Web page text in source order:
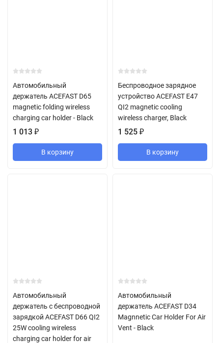
Автомобильный
держатель ACEFAST D65
magnetic folding wireless
charging car holder - Black
1 013 ₽
В корзину
Беспроводное зарядное
устройство ACEFAST E47
QI2 magnetic cooling
wireless charger, Black
1 525 ₽
В корзину
Автомобильный
держатель с беспроводной
зарядкой ACEFAST D66 QI2
25W cooling wireless
charging car holder for air
Автомобильный
держатель ACEFAST D34
Magnnetic Car Holder For Air
Vent - Black